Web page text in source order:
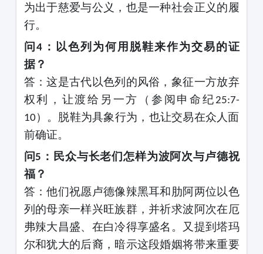
为出于慈爱与公义，也是一种社会正义的履
行。
问 4：以色列为何用脱鞋来作为交易的证
据？
答：这是古代以色列的风俗，象征一方放弃
权利，让渡给另一方（参阅申命纪25:7-
10）。脱鞋为具象行为，也让交易在众人面
前确证。
问5 ：民众与长老们怎样为波阿次与卢德祝
福？
答：他们祝愿卢德像辣黑耳和肋阿两位以色
列的母亲一样兴旺族群，并祈求波阿次在厄
弗辣大昌盛、在白冷得享盛名。又提到塔玛
尔和犹大的后裔，暗示这段婚姻将带来重要